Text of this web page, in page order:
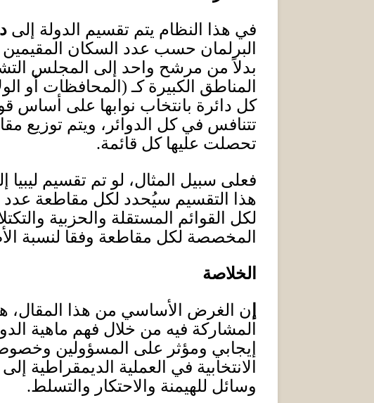
في هذا النظام يتم تقسيم الدولة إلى
البرلمان حسب عدد السكان المقيمين
بدلاً من مرشح واحد إلى المجلس
المناطق الكبيرة كـ ( المحافظات أو
كل دائرة بانتخاب نوابها على أساس
تتنافس في كل الدوائر، ويتم توزيع
تحصلت عليها كل قائمة.
فعلى سبيل المثال، لو تم تقسيم
هذا التقسيم سيُحدد لكل مقاطعة
لكل القوائم المستقلة والحزبية
المخصصة لكل مقاطعة وفقا لنسبة
الخلاصة
ن الغرض الأساسي من هذا المقال،
المشاركة فيه من خلال فهم ماهية
إيجابي ومؤثر على المسؤولين وخصوصا
الانتخابية في العملية
وسائل للهيمنة والاحتكار والتسلط.